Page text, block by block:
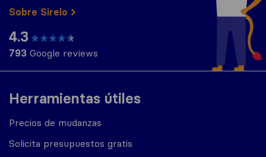
Herramientas útiles
Precios de mudanzas
Solicita presupuestos gratis
Sobre Sirelo
4.3
793 Google reviews